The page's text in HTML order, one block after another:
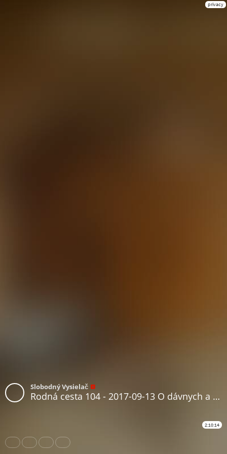
privacy
Slobodný Vysielač
Rodná cesta 104 - 2017-09-13 O dávnych a nových symboloch, znakoch a znameniach
2:10:14
Share Like